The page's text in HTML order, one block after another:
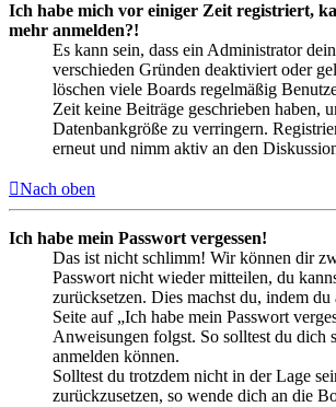
Ich habe mich vor einiger Zeit registriert,
mehr anmelden?!
Es kann sein, dass ein Administrator
verschieden Gründen deaktiviert oder
löschen viele Boards regelmäßig
Zeit keine Beiträge geschrieben haben,
Datenbankgröße zu verringern.
erneut und nimm aktiv an den
Nach oben
Ich habe mein Passwort vergessen!
Das ist nicht schlimm! Wir können dir
Passwort nicht wieder mitteilen, du
zurücksetzen. Dies machst du, indem
Seite auf „Ich habe mein Passwort
Anweisungen folgst. So solltest du dich
anmelden können.
Solltest du trotzdem nicht in der Lage
zurückzusetzen, so wende dich an die